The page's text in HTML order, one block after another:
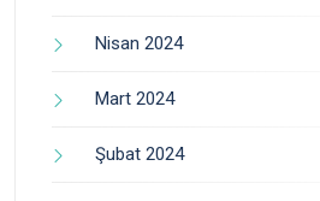
Nisan 2024
Mart 2024
Şubat 2024